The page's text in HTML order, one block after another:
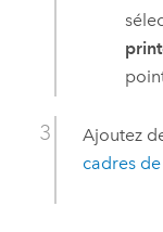
Ajoutez
cadres